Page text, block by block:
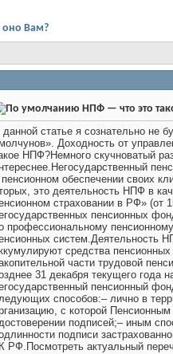
оно Вам?
НПФ — что это
данной статье я сознательно не
Доходность от
НПФ?Немного скучноватый
пенсионном обеспечении своих
это деятельность НПФ в
страховании в РФ»
пенсионных
профессиональному
систем.Деятельность
средства
части трудовой
31 декабря текущего года
пенсионный
способов:– лично в
с которой
подписей;– иным
подписи
РФ.Посмотреть актуальный